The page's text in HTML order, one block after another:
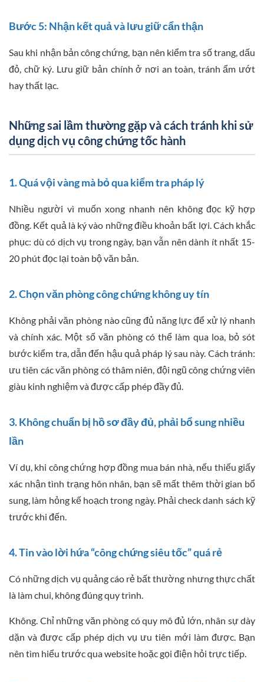
Bước 5: Nhận kết quả và lưu giữ cẩn thận
Sau khi nhận bản công chứng, bạn nên kiểm tra số trang, dấu
đỏ, chữ ký. Lưu giữ bản chính ở nơi an toàn, tránh ẩm ướt
hay thất lạc.
Những sai lầm thường gặp và cách tránh khi sử
dụng dịch vụ công chứng tốc hành
1. Quá vội vàng mà bỏ qua kiểm tra pháp lý
Nhiều người vì muốn xong nhanh nên không đọc kỹ hợp
đồng. Kết quả là ký vào những điều khoản bất lợi. Cách khắc
phục: dù có dịch vụ trong ngày, bạn vẫn nên dành ít nhất 15-
20 phút đọc lại toàn bộ văn bản.
2. Chọn văn phòng công chứng không uy tín
Không phải văn phòng nào cũng đủ năng lực để xử lý nhanh
và chính xác. Một số văn phòng có thể làm qua loa, bỏ sót
bước kiểm tra, dẫn đến hậu quả pháp lý sau này. Cách tránh:
ưu tiên các văn phòng có thâm niên, đội ngũ công chứng viên
giàu kinh nghiệm và được cấp phép đầy đủ.
3. Không chuẩn bị hồ sơ đầy đủ, phải bổ sung nhiều
lần
Ví dụ, khi công chứng hợp đồng mua bán nhà, nếu thiếu giấy
xác nhận tình trạng hôn nhân, bạn sẽ mất thêm thời gian bổ
sung, làm hỏng kế hoạch trong ngày. Phải check danh sách kỹ
trước khi đến.
4. Tin vào lời hứa “công chứng siêu tốc” quá rẻ
Có những dịch vụ quảng cáo rẻ bất thường nhưng thực chất
là làm chui, không đúng quy trình.
Không. Chỉ những văn phòng có quy mô đủ lớn, nhân sự dày
dặn và được cấp phép dịch vụ ưu tiên mới làm được. Bạn
nên tìm hiểu trước qua website hoặc gọi điện hỏi trực tiếp.